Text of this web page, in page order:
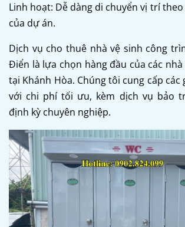
Linh hoạt: Dễ dàng di chuyển vị trí
của dự án.
Dịch vụ cho thuê nhà vệ sinh công
Điển là lựa chọn hàng đầu của các
tại Khánh Hòa. Chúng tôi cung cấp các
với chi phí tối ưu, kèm dịch vụ bảo
định kỳ chuyên nghiệp.